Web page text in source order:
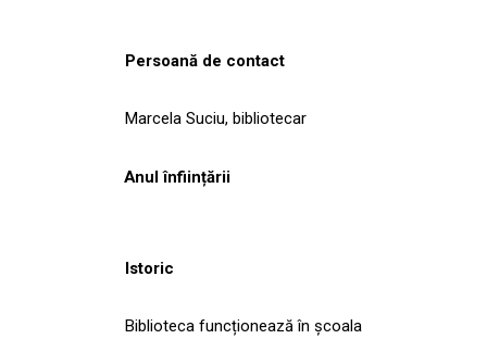
Persoană de contact
Marcela Suciu, bibliotecar
Anul înființării
Istoric
Biblioteca funcționează în școala